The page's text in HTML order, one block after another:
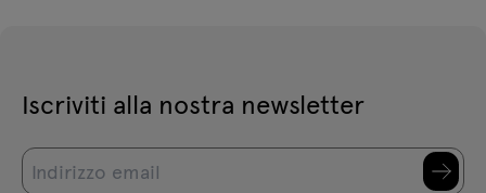
Iscriviti alla nostra newsletter